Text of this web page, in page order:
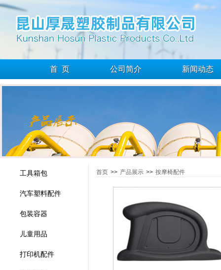
首 页 公司简介 新闻动态
工具箱包
汽车塑料配件
包装容器
儿童用品
打印机配件
首页 >> 产品展示 >> 按摩椅配件